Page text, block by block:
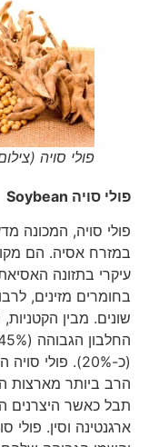
פולי סויה (צילום PIXABAY)
פולי סויהSoybean
במזרח אסיה. הם מקור
עיקרי בתזונה
בחומרים מזינים, לרבות
שונים. מבין הקטניות,
החלבון הגבוהה (38-45%) וכן תכולת ה
(כ-20%). פולי
הרב ביותר מארצות
תבל כאשר היצרנים
ארגנטינה וסין. פולי